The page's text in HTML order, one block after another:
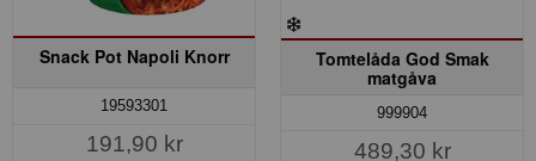
Snack Pot Napoli Knorr
19593301
191,90 kr
Tomtelåda God Smak
matgåva
999904
489,30 kr